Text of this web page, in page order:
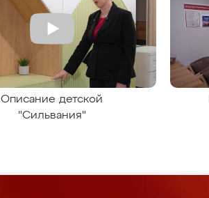
Описание детской
"Сильвания"